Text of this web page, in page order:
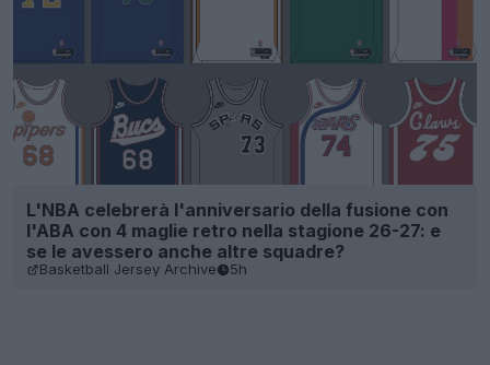
L'NBA celebrerà l'anniversario della fusione con
l'ABA con 4 maglie retro nella stagione 26-27: e
se le avessero anche altre squadre?
Basketball Jersey Archive 5h